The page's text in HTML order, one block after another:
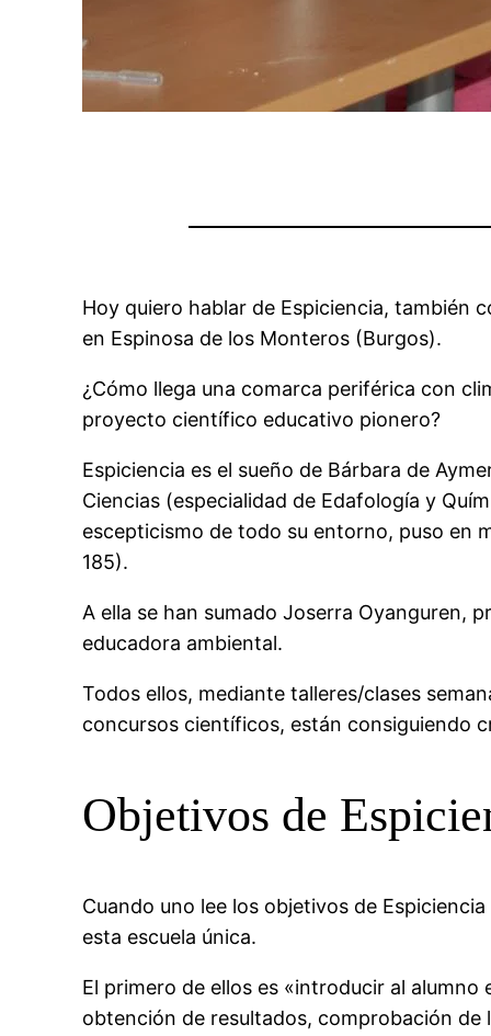
Hoy quiero hablar de Espiciencia, también
en Espinosa de los Monteros (Burgos).
¿Cómo llega una comarca periférica con
proyecto científico educativo pionero?
Espiciencia es el sueño de Bárbara de
Ciencias (especialidad de Edafología y
escepticismo de todo su entorno, puso en
185).
A ella se han sumado Joserra Oyanguren,
educadora ambiental.
Todos ellos, mediante talleres/clases
concursos científicos, están consiguiendo
Objetivos de
Cuando uno lee los objetivos de
esta escuela única.
El primero de ellos es «introducir al
obtención de resultados, comprobación de